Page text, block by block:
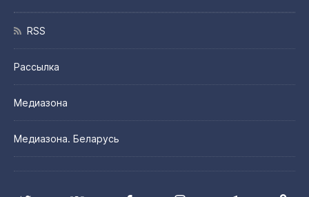
RSS
Рассылка
Медиазона
Медиазона. Беларусь